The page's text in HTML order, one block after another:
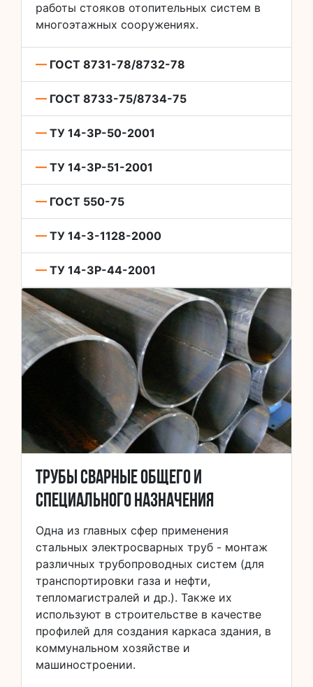
работы стояков отопительных систем в
многоэтажных сооружениях.
— ГОСТ 8731-78/8732-78
— ГОСТ 8733-75/8734-75
— ТУ 14-3Р-50-2001
— ТУ 14-3Р-51-2001
— ГОСТ 550-75
— ТУ 14-3-1128-2000
— ТУ 14-3Р-44-2001
Трубы сварные общего и
специального назначения
Одна из главных сфер применения
стальных электросварных труб - монтаж
различных трубопроводных систем (для
транспортировки газа и нефти,
тепломагистралей и др.). Также их
используют в строительстве в качестве
профилей для создания каркаса здания, в
коммунальном хозяйстве и
машиностроении.